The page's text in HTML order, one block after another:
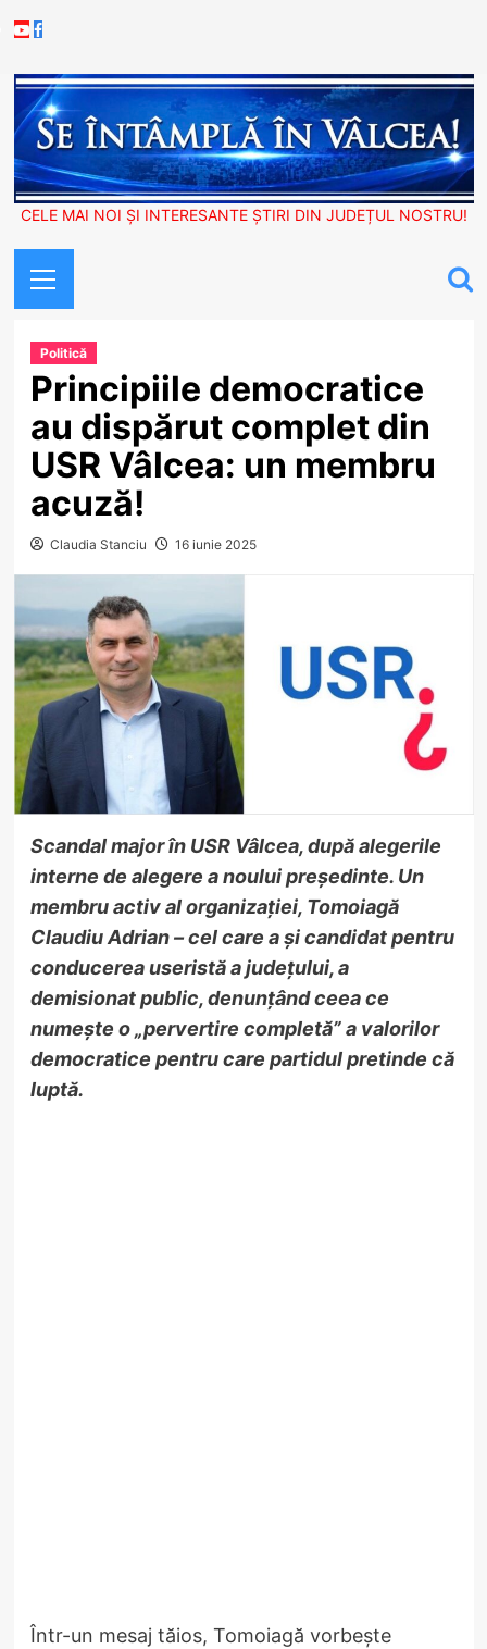
to
Youtube
Facebook
CELE MAI NOI ȘI INTERESANTE ȘTIRI DIN JUDEȚUL NOSTRU!
Menu
Politică
Principiile democratice
au dispărut complet din
USR Vâlcea: un membru
acuză!
Claudia Stanciu 16 iunie 2025
Scandal major în USR Vâlcea, după alegerile
interne de alegere a noului președinte. Un
membru activ al organizației, Tomoiagă
Claudiu Adrian – cel care a și candidat pentru
conducerea useristă a județului, a
demisionat public, denunțând ceea ce
numește o „pervertire completă” a valorilor
democratice pentru care partidul pretinde că
luptă.
Într-un mesaj tăios, Tomoiagă vorbește